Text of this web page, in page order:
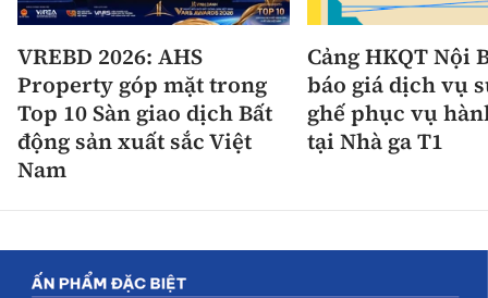
VREBD 2026: AHS
Property góp mặt trong
Top 10 Sàn giao dịch Bất
động sản xuất sắc Việt
Nam
Cảng HKQT Nội
báo giá dịch vụ
ghế phục vụ
tại Nhà ga T1